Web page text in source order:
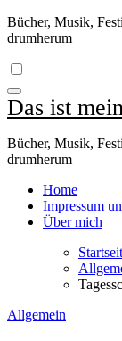
Bücher, Musik,
drumherum
Das ist
Bücher, Musik,
drumherum
Home
Impressum
Über mich
Allgemein